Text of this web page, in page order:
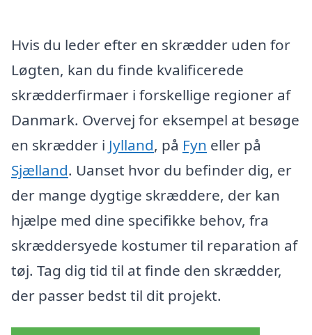
Hvis du leder efter en skrædder uden for
Løgten, kan du finde kvalificerede
skrædderfirmaer i forskellige regioner af
Danmark. Overvej for eksempel at besøge
en skrædder i Jylland, på Fyn eller på
Sjælland. Uanset hvor du befinder dig, er
der mange dygtige skræddere, der kan
hjælpe med dine specifikke behov, fra
skræddersyede kostumer til reparation af
tøj. Tag dig tid til at finde den skrædder,
der passer bedst til dit projekt.